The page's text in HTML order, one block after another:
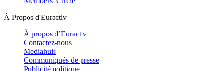
À Propos d'Euractiv
À propos d’Euractiv
Contactez-nous
Mediahuis
Communiqués de presse
Publicité politique